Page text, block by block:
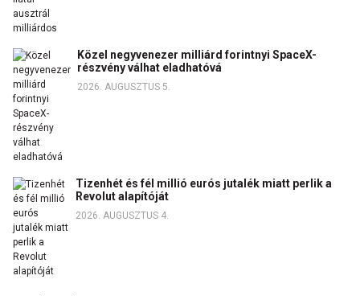
Közel negyvenezer milliárd forintnyi SpaceX-
részvény válhat eladhatóvá
2026. AUGUSZTUS 5.
Tizenhét és fél millió eurós jutalék miatt perlik a
Revolut alapítóját
2026. AUGUSZTUS 4.